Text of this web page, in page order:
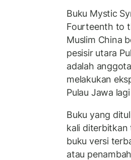
Buku Mystic
Fourteenth to
Muslim China
pesisir utara
adalah
melakukan
Pulau Jawa
Buku yang
kali diterbitkan
buku versi
atau